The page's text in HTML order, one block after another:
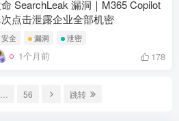
SearchLeak 漏洞｜M365 Copilot
点击泄露企业全部机密
安全 漏洞 泄密
1个月前 178
56 跳转